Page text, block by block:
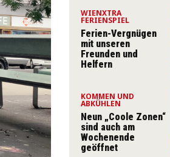
WIENXTRA
FERIENSPIEL
Ferien-Vergnügen
mit unseren
Freunden und
Helfern
KOMMEN UND
ABKÜHLEN
Neun „Coole Zonen“
sind auch am
Wochenende
geöffnet